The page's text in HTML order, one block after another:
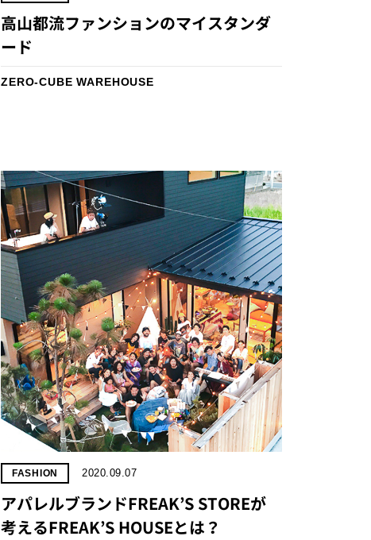
高山都流ファンションのマイスタンダ
ード
ZERO-CUBE WAREHOUSE
FASHION 2020.09.07
アパレルブランドFREAK’S STOREが
考えるFREAK’S HOUSEとは？